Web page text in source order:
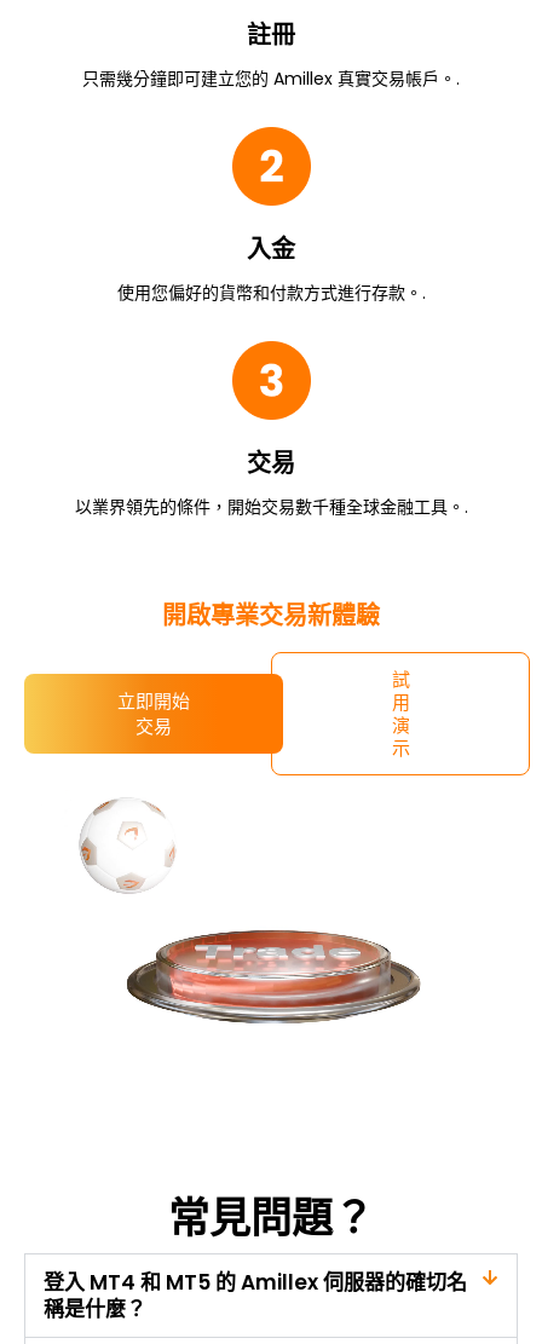
註冊
只需幾分鐘即可建立您的 Amillex 真實交易帳戶。.
入金
使用您偏好的貨幣和付款方式進行存款。.
交易
以業界領先的條件，開始交易數千種全球金融工具。.
​開啟專業交易新體驗
立即開始
交易
試
用
演
示
常見問題？
登入 MT4 和 MT5 的 Amillex 伺服器的確切名
稱是什麼？